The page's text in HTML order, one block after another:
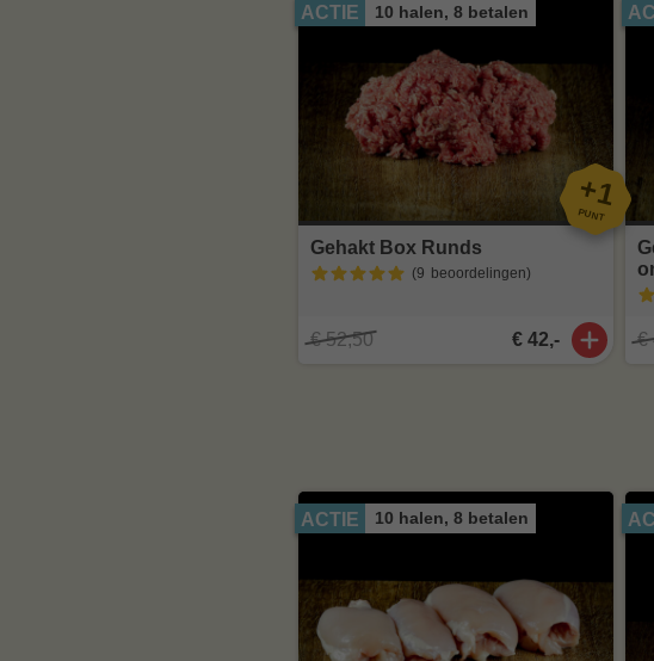
ACTIE 10 halen, 8 betalen
+1
PUNT
Gehakt Box Runds
(9 beoordelingen)
€ 52,50 € 42,- €
ACTIE 10 halen, 8 betalen